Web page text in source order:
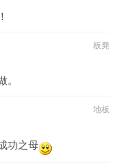
板凳
。
地板
功之母